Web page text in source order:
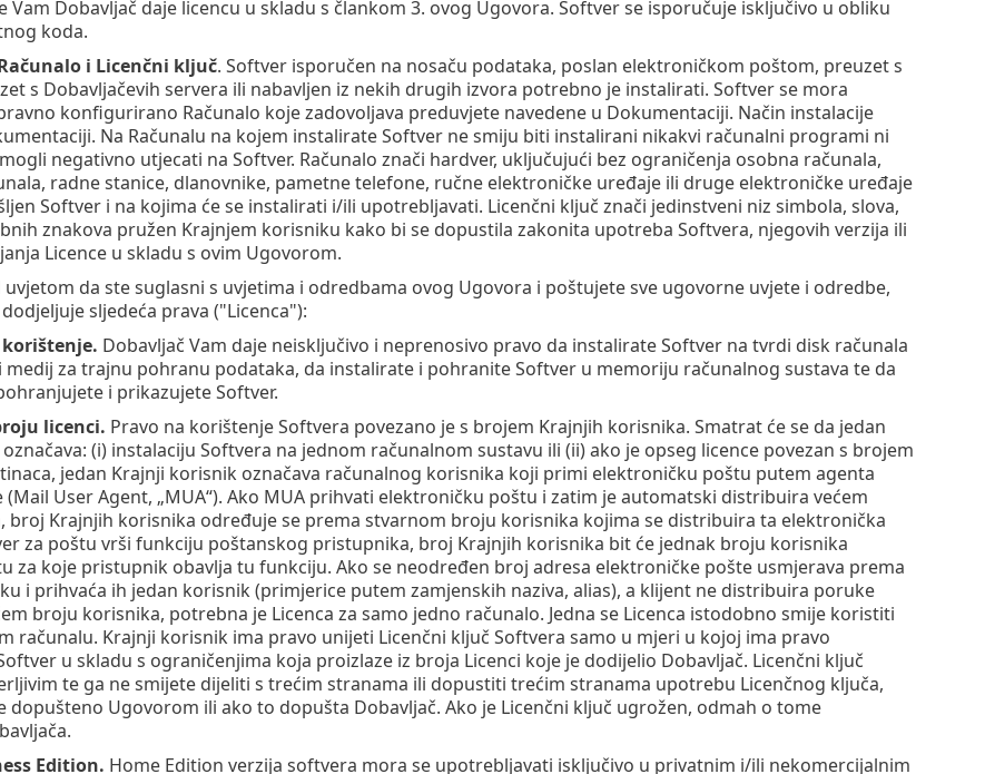
Vam Dobavljač daje licencu u skladu s člankom 3. ovog Ugovora. Softver se isporučuje isključivo u obliku
koda.
i Licenčni ključ. Softver isporučen na nosaču podataka, poslan elektroničkom poštom, preuzet s
s Dobavljačevih servera ili nabavljen iz nekih drugih izvora potrebno je instalirati. Softver se mora
konfigurirano Računalo koje zadovoljava preduvjete navedene u Dokumentaciji. Način instalacije
Na Računalu na kojem instalirate Softver ne smiju biti instalirani nikakvi računalni programi ni
negativno utjecati na Softver. Računalo znači hardver, uključujući bez ograničenja osobna računala,
radne stanice, dlanovnike, pametne telefone, ručne elektroničke uređaje ili druge elektroničke uređaje
Softver i na kojima će se instalirati i/ili upotrebljavati. Licenčni ključ znači jedinstveni niz simbola, slova,
znakova pružen Krajnjem korisniku kako bi se dopustila zakonita upotreba Softvera, njegovih verzija ili
Licence u skladu s ovim Ugovorom.
uvjetom da ste suglasni s uvjetima i odredbama ovog Ugovora i poštujete sve ugovorne uvjete i odredbe,
sljedeća prava ("Licenca"):
Dobavljač Vam daje neisključivo i neprenosivo pravo da instalirate Softver na tvrdi disk računala
medij za trajnu pohranu podataka, da instalirate i pohranite Softver u memoriju računalnog sustava te da
i prikazujete Softver.
licenci. Pravo na korištenje Softvera povezano je s brojem Krajnjih korisnika. Smatrat će se da jedan
(i) instalaciju Softvera na jednom računalnom sustavu ili (ii) ako je opseg licence povezan s brojem
jedan Krajnji korisnik označava računalnog korisnika koji primi elektroničku poštu putem agenta
User Agent, „MUA“). Ako MUA prihvati elektroničku poštu i zatim je automatski distribuira većem
broj Krajnjih korisnika određuje se prema stvarnom broju korisnika kojima se distribuira ta elektronička
za poštu vrši funkciju poštanskog pristupnika, broj Krajnjih korisnika bit će jednak broju korisnika
za koje pristupnik obavlja tu funkciju. Ako se neodređen broj adresa elektroničke pošte usmjerava prema
i prihvaća ih jedan korisnik (primjerice putem zamjenskih naziva, alias), a klijent ne distribuira poruke
broju korisnika, potrebna je Licenca za samo jedno računalo. Jedna se Licenca istodobno smije koristiti
računalu. Krajnji korisnik ima pravo unijeti Licenčni ključ Softvera samo u mjeri u kojoj ima pravo
u skladu s ograničenjima koja proizlaze iz broja Licenci koje je dodijelio Dobavljač. Licenčni ključ
te ga ne smijete dijeliti s trećim stranama ili dopustiti trećim stranama upotrebu Licenčnog ključa,
dopušteno Ugovorom ili ako to dopušta Dobavljač. Ako je Licenčni ključ ugrožen, odmah o tome
Edition. Home Edition verzija softvera mora se upotrebljavati isključivo u privatnim i/ili nekomercijalnim